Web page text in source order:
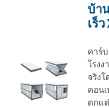
บ้า
เร็
คาร์
โรง
จริง
คอน
ตกแ